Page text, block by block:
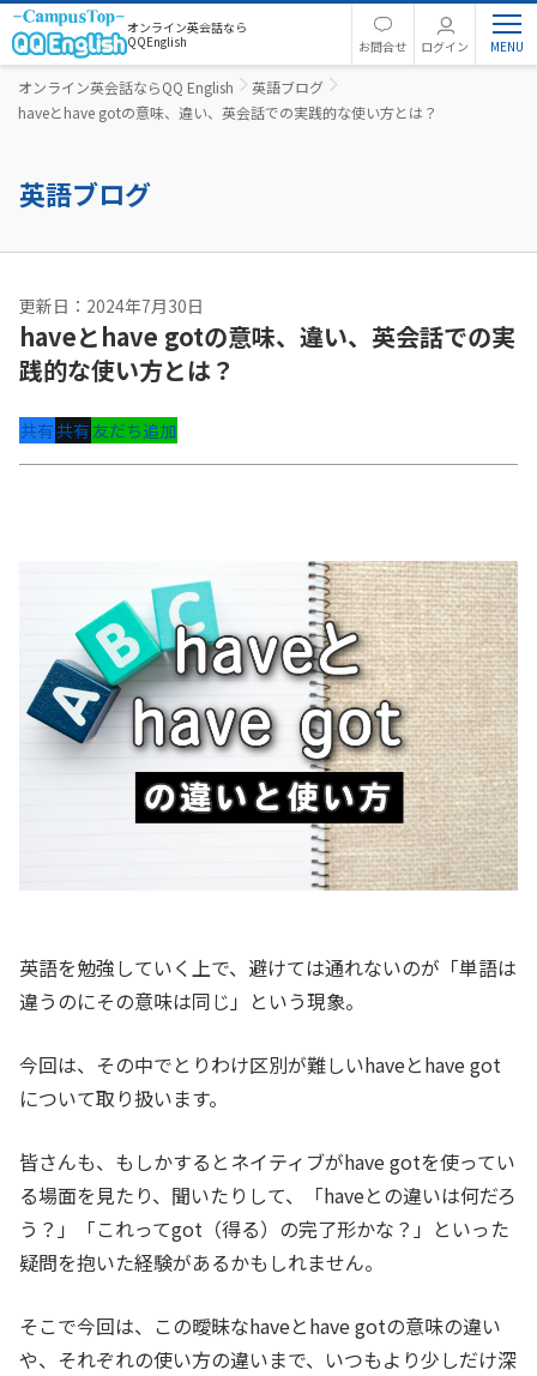
オンライン英会話なら
QQEnglish
お問合せ ログイン
オンライン英会話ならQQ English
英語ブログ
haveとhave gotの意味、違い、英会話での実践的な使い方とは？
英語ブログ
更新日：2024年7月30日
haveとhave gotの意味、違い、英会話での実
践的な使い方とは？
共有共有友だち追加
英語を勉強していく上で、避けては通れないのが「単語は
違うのにその意味は同じ」という現象。
今回は、その中でとりわけ区別が難しいhaveとhave got
について取り扱います。
皆さんも、もしかするとネイティブがhave gotを使ってい
る場面を見たり、聞いたりして、「haveとの違いは何だろ
う？」「これってgot（得る）の完了形かな？」といった
疑問を抱いた経験があるかもしれません。
そこで今回は、この曖昧なhaveとhave gotの意味の違い
や、それぞれの使い方の違いまで、いつもより少しだけ深